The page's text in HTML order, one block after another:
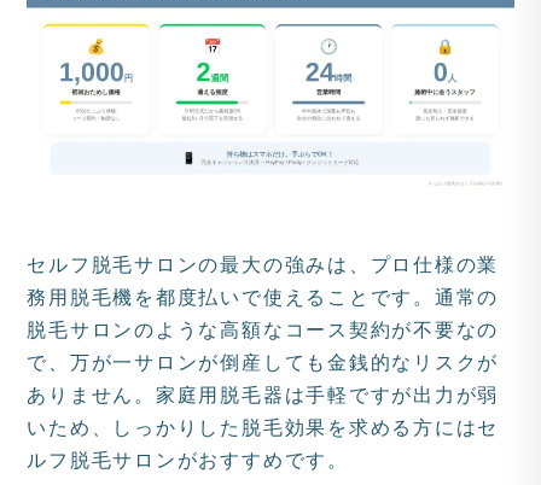
セルフ脱毛サロンの最大の強みは、プロ仕様の業
務用脱毛機を都度払いで使えることです。通常の
脱毛サロンのような高額なコース契約が不要なの
で、万が一サロンが倒産しても金銭的なリスクが
ありません。家庭用脱毛器は手軽ですが出力が弱
いため、しっかりした脱毛効果を求める方にはセ
ルフ脱毛サロンがおすすめです。